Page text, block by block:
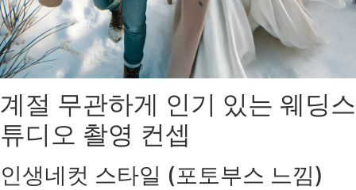
계절 무관하게 인기 있는 웨딩스
튜디오 촬영 컨셉
인생네컷 스타일 (포토부스 느낌)